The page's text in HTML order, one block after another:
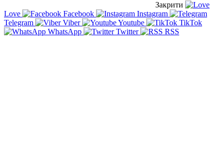
Закрити
Love
Facebook
Instagram
Telegram
Viber Youtube
TikTok
WhatsApp
Twitter RSS